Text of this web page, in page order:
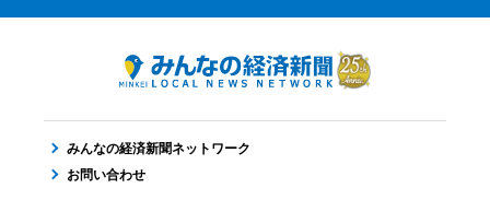
みんなの経済新聞ネットワーク
お問い合わせ